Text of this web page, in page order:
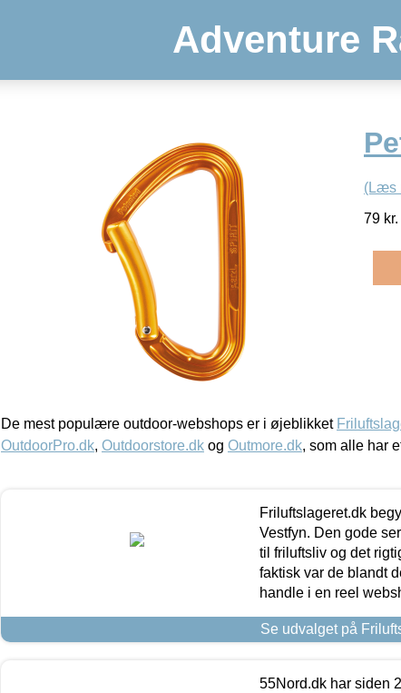
Adventure
(Læs
79 kr.
De mest populære outdoor-webshops er i øjeblikket
OutdoorPro.dk, Outdoorstore.dk og Outmore.dk, som alle har
Friluftslageret.dk
Vestfyn. Den gode
til friluftsliv og det
faktisk var de blandt
handle i en reel
Se udvalget på
55Nord.dk har siden